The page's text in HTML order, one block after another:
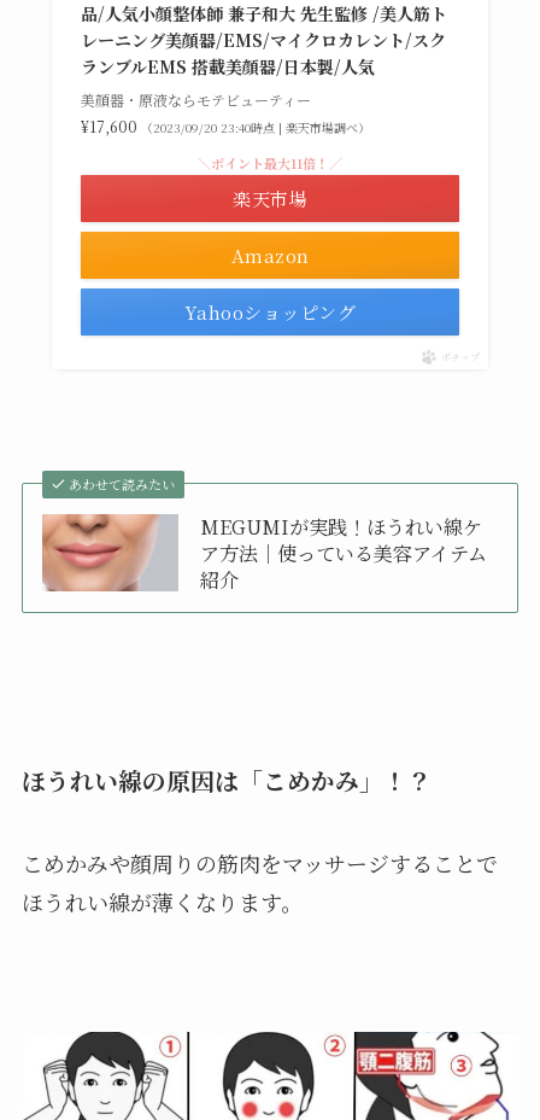
品/人気小顔整体師 兼子和大 先生監修 /美人筋ト
レーニング美顔器/EMS/マイクロカレント/スク
ランブルEMS 搭載美顔器/日本製/人気
美顔器・原液ならモテビューティー
¥17,600
（2023/09/20 23:40時点 | 楽天市場調べ）
Amazon
＼ポイント最大11倍！／
楽天市場
Yahooショッピング
ポチップ
あわせて読みたい
MEGUMIが実践！ほうれい線ケ
ア方法｜使っている美容アイテム
紹介
ほうれい線の原因は「こめかみ」！？
こめかみや顔周りの筋肉をマッサージすることで
ほうれい線が薄くなります。